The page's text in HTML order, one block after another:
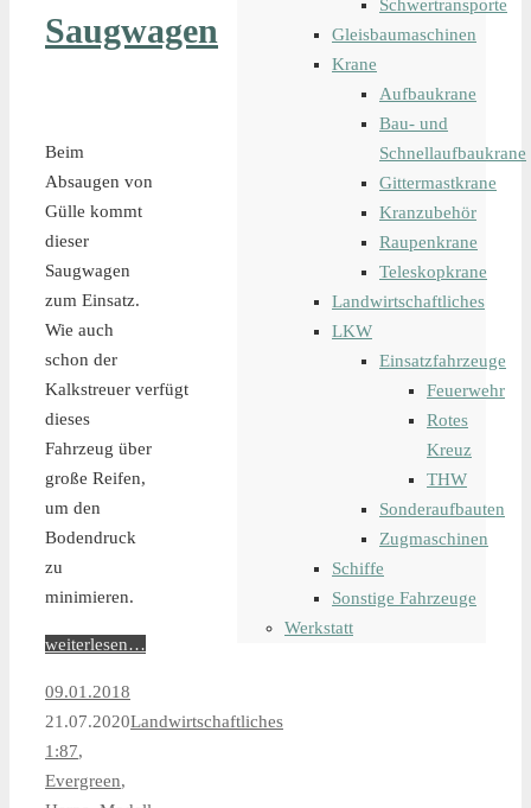
Saugwagen
Beim
Absaugen von
Gülle kommt
dieser
Saugwagen
zum Einsatz.
Wie auch
schon der
Kalkstreuer verfügt
dieses
Fahrzeug über
große Reifen,
um den
Bodendruck
zu
minimieren.
weiterlesen…
09.01.2018
21.07.2020Landwirtschaftliches
1:87,
Evergreen,
Schwertransporte
Gleisbaumaschinen
Krane
Aufbaukrane
Bau- und
Schnellaufbaukrane
Gittermastkrane
Kranzubehör
Raupenkrane
Teleskopkrane
Landwirtschaftliches
LKW
Einsatzfahrzeuge
Feuerwehr
Rotes
Kreuz
THW
Sonderaufbauten
Zugmaschinen
Schiffe
Sonstige Fahrzeuge
Werkstatt